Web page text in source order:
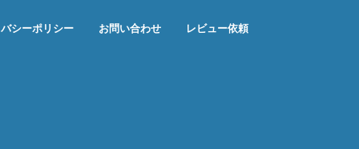
シーポリシー お問い合わせ レビュー依頼